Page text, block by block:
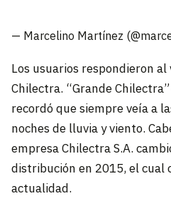
— Marcelino Martínez
Los usuarios respondieron
Chilectra. “Grande
recordó que siempre veía a
noches de lluvia y viento.
empresa Chilectra S.A.
distribución en 2015, el cual
actualidad.